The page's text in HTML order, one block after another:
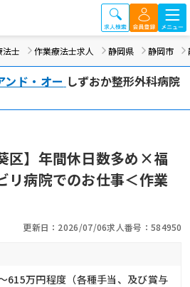
法士 作業療法士求人 静岡県 静岡市
ンド・オー しずおか整形外科病院
区】年間休日数多め×福
病院でのお仕事＜作業
更新日：2026/07/06求人番号：584950
615万円程度（各種手当、及び賞与